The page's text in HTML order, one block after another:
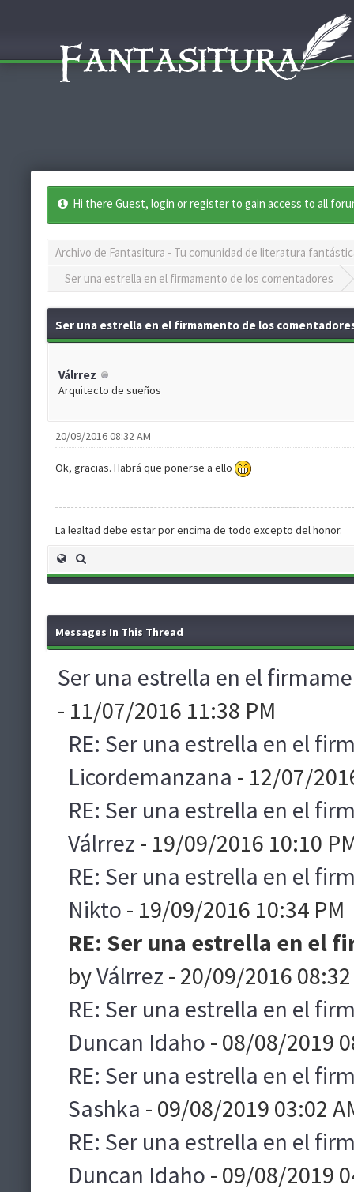
Hi there Guest, login or register to gain access to all
Archivo de Fantasitura - Tu comunidad de literatura
Ser una estrella en el firmamento de los comentadores
Ser una estrella en el firmamento de los
Válrrez
Arquitecto de sueños
20/09/2016 08:32 AM
Ok, gracias. Habrá que ponerse a ello
La lealtad debe estar por encima de todo excepto del honor.
Messages In This Thread
Ser una estrella en el
- 11/07/2016 11:38 PM
RE: Ser una estrella en el
Licordemanzana - 12/07/
RE: Ser una estrella en el
Válrrez - 19/09/2016 10:10
RE: Ser una estrella en el
Nikto - 19/09/2016 10:34 PM
RE: Ser una estrella en el
byVálrrez - 20/09/2016 08:32
RE: Ser una estrella en el
Duncan Idaho - 08/08/2019
RE: Ser una estrella en el
Sashka - 09/08/2019 03:02
RE: Ser una estrella en el
Duncan Idaho - 09/08/2019